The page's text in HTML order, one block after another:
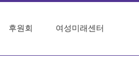
후원회 여성미래센터